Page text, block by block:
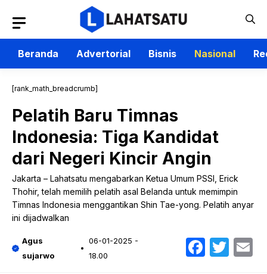
isi
Beranda
Advertorial Bisnis Nasional
[rank_math_breadcrumb]
Pelatih Baru Timnas
Indonesia: Tiga Kandidat
dari Negeri Kincir Angin
Jakarta – Lahatsatu mengabarkan Ketua Umum PSSI, Erick
Thohir, telah memilih pelatih asal Belanda untuk memimpin
Timnas Indonesia menggantikan Shin Tae-yong. Pelatih anyar
ini dijadwalkan
Agus
sujarwo
06-01-2025 -
18.00